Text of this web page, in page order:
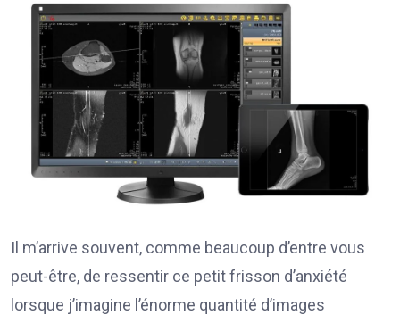
Il m’arrive souvent, comme beaucoup d’entre vous
peut-être, de ressentir ce petit frisson d’anxiété
lorsque j’imagine l’énorme quantité d’images